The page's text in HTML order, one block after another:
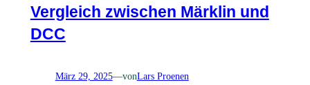
Vergleich zwischen Märklin und
DCC
März 29, 2025—vonLars Proenen